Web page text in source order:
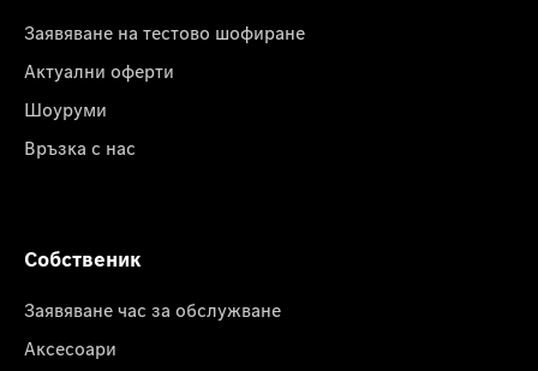
Заявяване на тестово шофиране
Актуални оферти
Шоуруми
Връзка с нас
Собственик
Заявяване час за обслужване
Аксесоари